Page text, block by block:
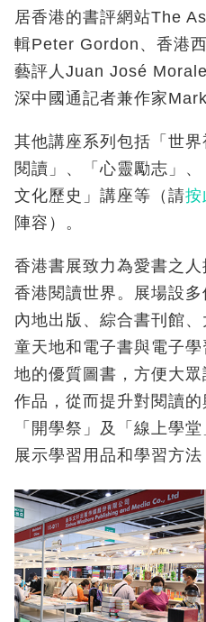
居香港的書評網站The
輯Peter Gordon、香港
藝評人Juan José
深中國通記者兼作家Mark
其他講座系列包括「世
閱讀」、「心靈勵志」
文化歷史」講座等（請按
陣容）。
香港書展致力為愛書之
香港閱讀世界。展場設
內地出版、綜合書刊館
童天地和電子書與電子
地的優質圖書，方便大
作品，從而提升對閱讀
「開學祭」及「線上學
展示學習用品和學習方法